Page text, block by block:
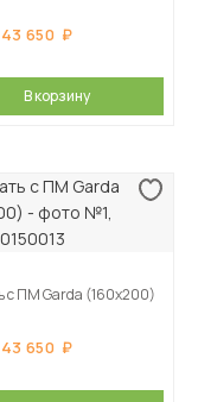
43 650
В корзину
с ПМ Garda (160х200)
43 650